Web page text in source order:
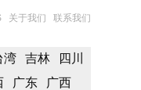
关于我们 联系我们
湾 吉林
四川
广东
广西